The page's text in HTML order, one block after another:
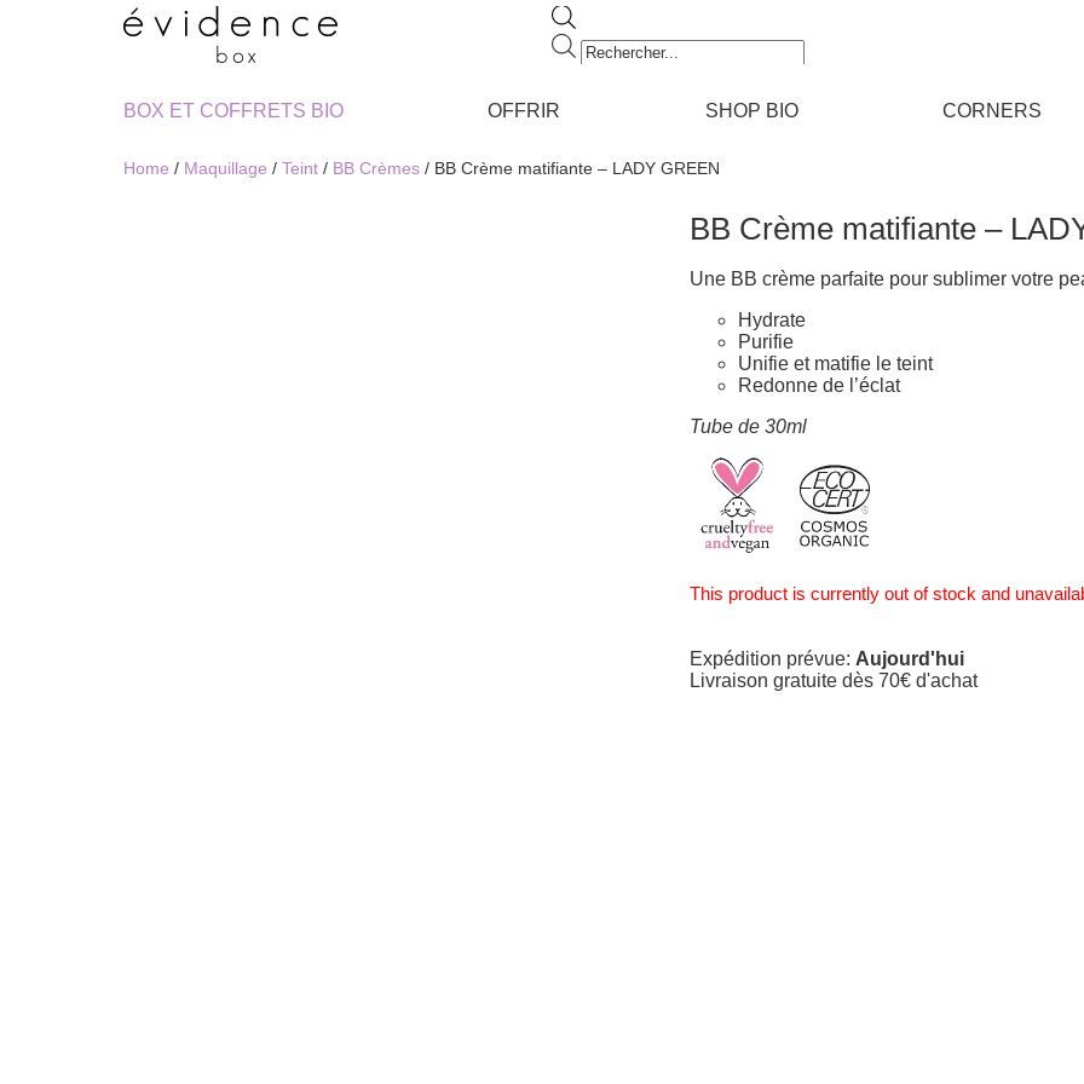
Recherche
de
BOX ET COFFRETS BIO
OFFRIR SHOP BIO CORNERS
Home / Maquillage / Teint / BB Crèmes / BB Crème matifiante – LADY GREEN
BB Crème matifiante –
Une BB crème parfaite pour sublimer votre
Hydrate
Purifie
Unifie et matifie le teint
Redonne de l’éclat
Tube de 30ml
This product is currently out of stock and
Expédition prévue: Aujourd'hui
Livraison gratuite dès 70€ d'achat